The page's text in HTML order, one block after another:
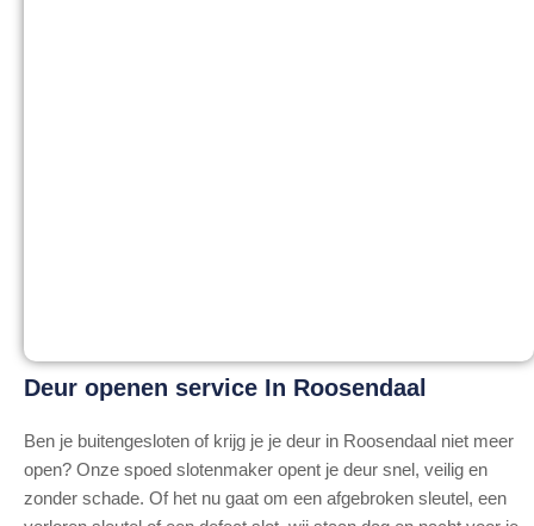
Deur openen service In Roosendaal
Ben je buitengesloten of krijg je je deur in Roosendaal niet meer
open? Onze spoed slotenmaker opent je deur snel, veilig en
zonder schade. Of het nu gaat om een afgebroken sleutel, een